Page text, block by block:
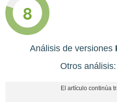
8
Análisis de versiones
Otros análisis: